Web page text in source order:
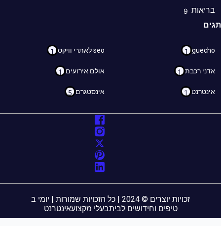
9
1 seo לאתרי וויקס 1
רכבת 1 אולם אירועים 1
1 אינסטגרם 5
זכויות יוצרים © 2024 | כל הזכויות שמורות | יומי ב
טיפים וחידושים לביתבעלי מקצועאינטרנט